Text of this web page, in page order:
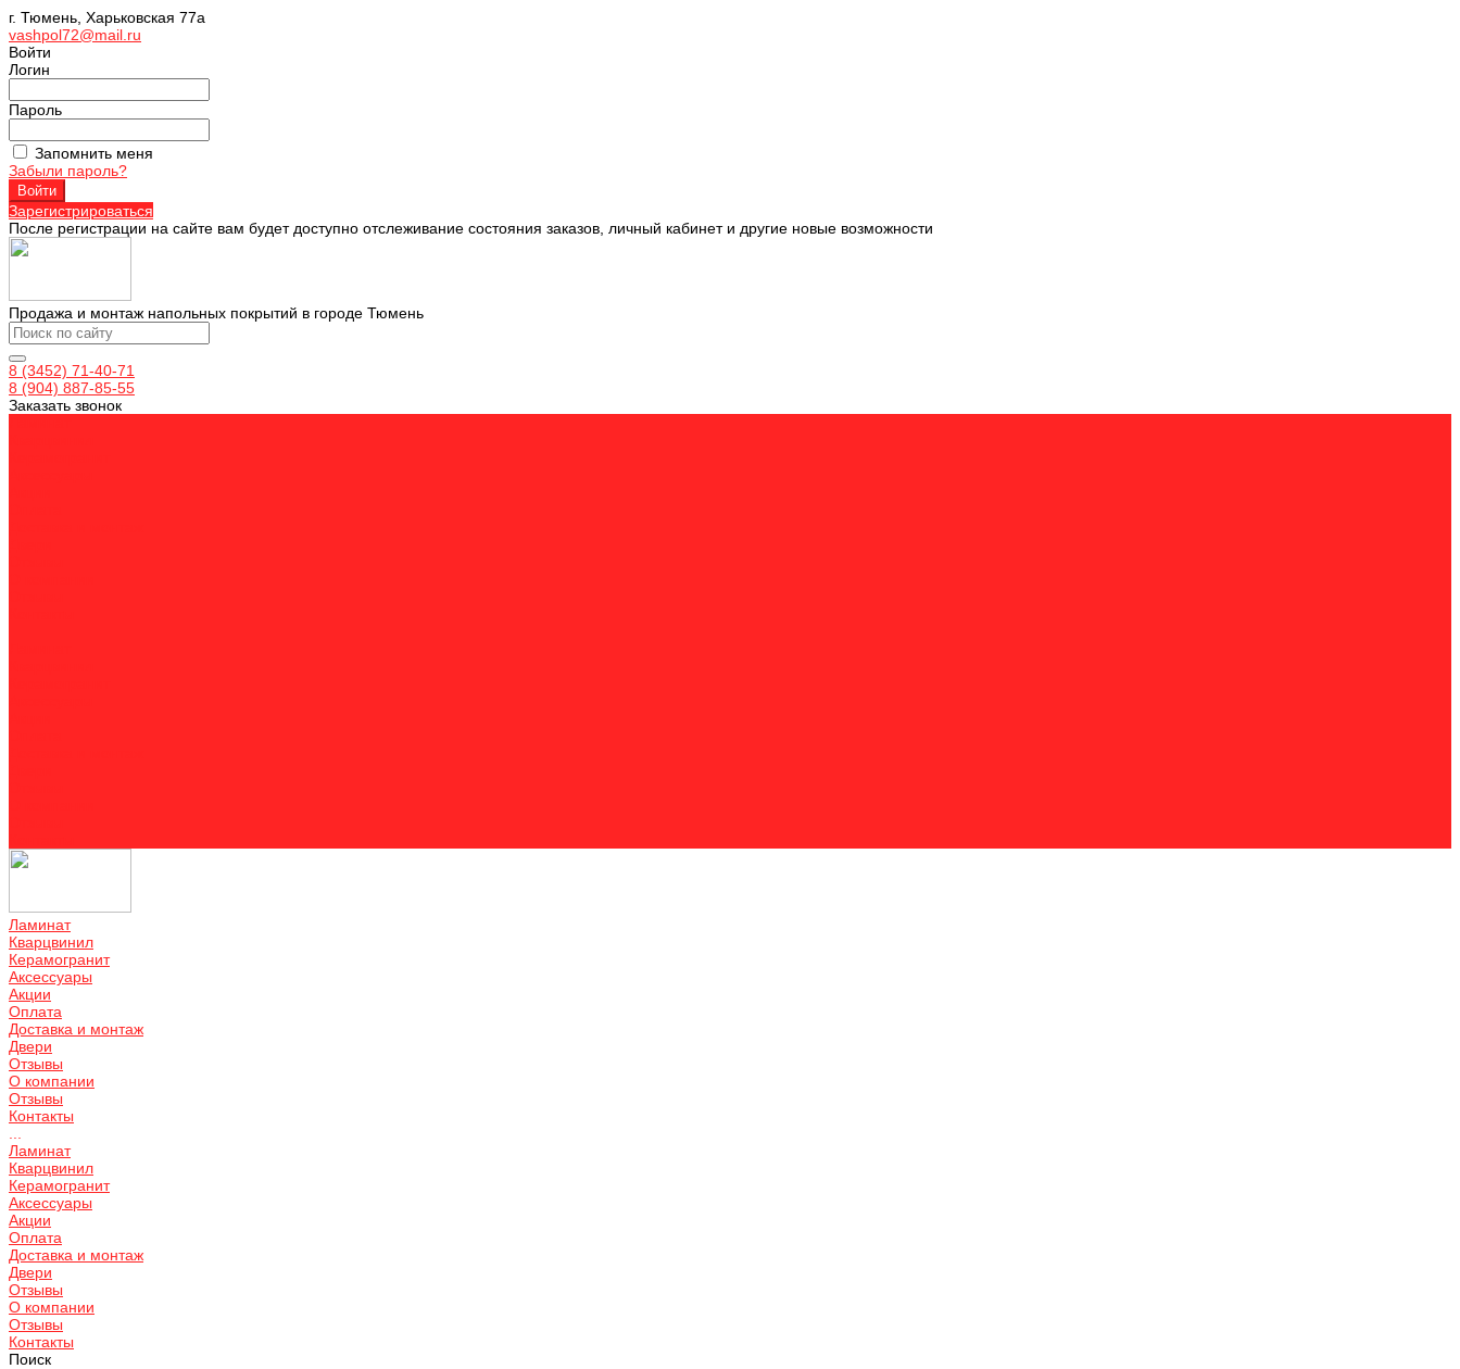
г. Тюмень, Харьковская 77а
vashpol72@mail.ru
Войти
Логин
Пароль
Запомнить меня
Забыли пароль?
Зарегистрироваться
После регистрации на сайте вам будет доступно отслеживание состояния заказов, личный кабинет и другие новые возможности
Продажа и монтаж напольных покрытий в городе Тюмень
8 (3452) 71-40-71
8 (904) 887-85-55
Заказать звонок
Ламинат
Кварцвинил
Керамогранит
Аксессуары
Акции
Оплата
Доставка и монтаж
Двери
Отзывы
О компании
Отзывы
Контакты
Ламинат
Кварцвинил
Керамогранит
Аксессуары
Акции
Оплата
Доставка и монтаж
Двери
Отзывы
О компании
Отзывы
Контакты
Поиск